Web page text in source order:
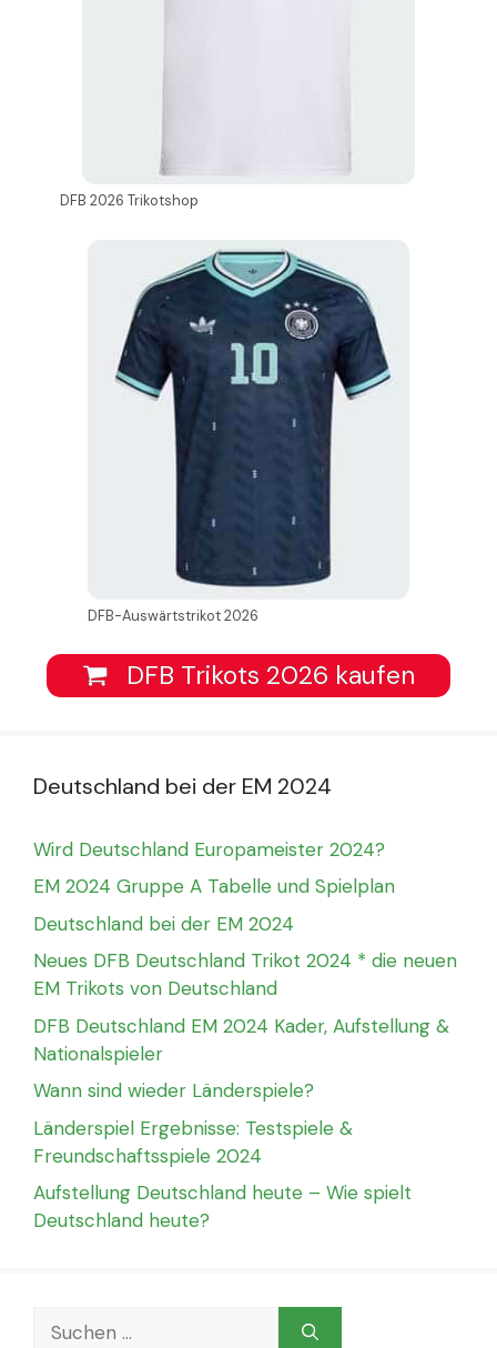
DFB 2026 Trikotshop
DFB-Auswärtstrikot 2026
DFB Trikots 2026 kaufen
Deutschland bei der EM 2024
Wird Deutschland Europameister 2024?
EM 2024 Gruppe A Tabelle und Spielplan
Deutschland bei der EM 2024
Neues DFB Deutschland Trikot 2024 * die neuen
EM Trikots von Deutschland
DFB Deutschland EM 2024 Kader, Aufstellung &
Nationalspieler
Wann sind wieder Länderspiele?
Länderspiel Ergebnisse: Testspiele &
Freundschaftsspiele 2024
Aufstellung Deutschland heute – Wie spielt
Deutschland heute?
Suchen